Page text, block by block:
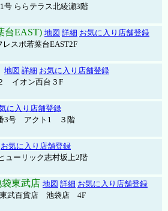
号 ららテラス北綾瀬3階
台EAST) 地図 詳細 お気に入り店舗登録
スポ若葉台EAST2F
地図 詳細 お気に入り店舗登録
イオン西台３F
に入り店舗登録
3号 アクト1 ３階
お気に入り店舗登録
ューリック志村坂上2階
東武店 地図 詳細 お気に入り店舗登録
東武百貨店 池袋店 4F